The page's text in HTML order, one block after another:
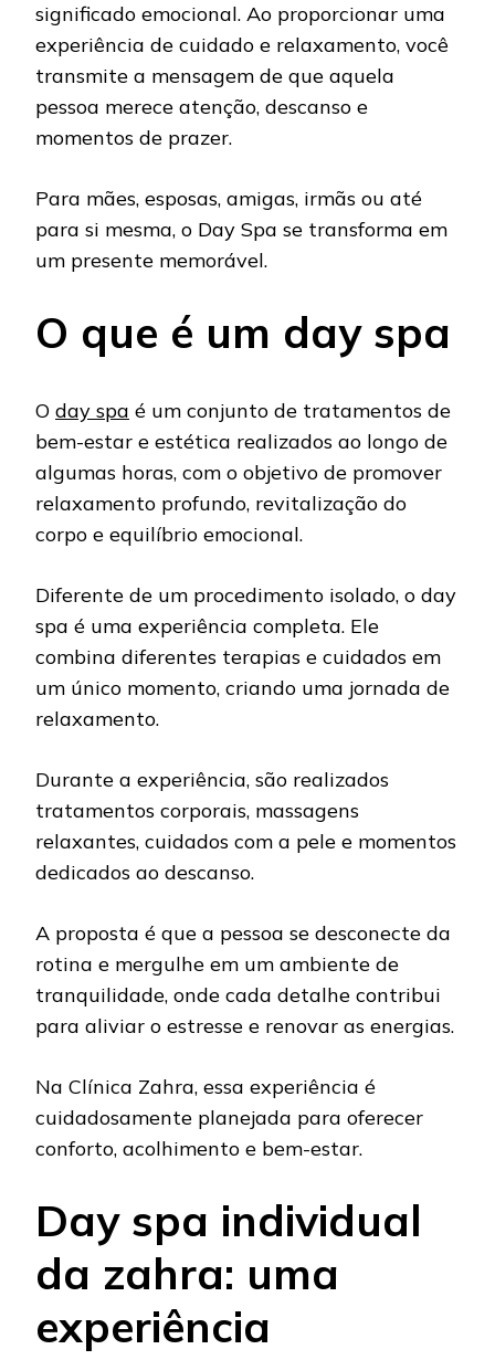
significado emocional. Ao proporcionar uma
experiência de cuidado e relaxamento, você
transmite a mensagem de que aquela
pessoa merece atenção, descanso e
momentos de prazer.
Para mães, esposas, amigas, irmãs ou até
para si mesma, o Day Spa se transforma em
um presente memorável.
O que é um day spa
O day spa é um conjunto de tratamentos de
bem-estar e estética realizados ao longo de
algumas horas, com o objetivo de promover
relaxamento profundo, revitalização do
corpo e equilíbrio emocional.
Diferente de um procedimento isolado, o day
spa é uma experiência completa. Ele
combina diferentes terapias e cuidados em
um único momento, criando uma jornada de
relaxamento.
Durante a experiência, são realizados
tratamentos corporais, massagens
relaxantes, cuidados com a pele e momentos
dedicados ao descanso.
A proposta é que a pessoa se desconecte da
rotina e mergulhe em um ambiente de
tranquilidade, onde cada detalhe contribui
para aliviar o estresse e renovar as energias.
Na Clínica Zahra, essa experiência é
cuidadosamente planejada para oferecer
conforto, acolhimento e bem-estar.
Day spa individual
da zahra: uma
experiência